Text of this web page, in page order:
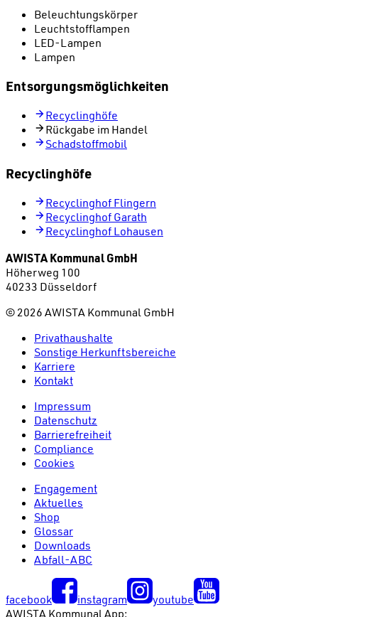
Beleuchtungskörper
Leuchtstofflampen
LED-Lampen
Lampen
Entsorgungsmöglichkeiten
Recyclinghöfe
Rückgabe im Handel
Schadstoffmobil
Recyclinghöfe
Recyclinghof Flingern
Recyclinghof Garath
Recyclinghof Lohausen
AWISTA Kommunal GmbH
Höherweg 100
40233 Düsseldorf
© 2026 AWISTA Kommunal GmbH
Privathaushalte
Sonstige Herkunftsbereiche
Karriere
Kontakt
Impressum
Datenschutz
Barrierefreiheit
Compliance
Cookies
Engagement
Aktuelles
Shop
Glossar
Downloads
Abfall-ABC
facebook instagram
youtube
AWISTA Kommunal App: